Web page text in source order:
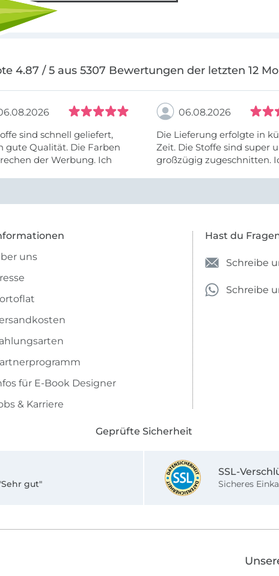
4.87 / 5 aus 5307 Bewertungen der letzten 12
sind schnell geliefert,
gute Qualität. Die Farben
der Werbung. Ich
die Firma empfehlen.
06.08.2026
Die Lieferung erfolgte in
Zeit. Die Stoffe sind super und
großzügig zugeschnitten.
uns
für E-Book Designer
& Karriere
Hast du
Schreibe
Schreibe
Geprüfte Sicherheit
gut"
SSL-
Sicheres